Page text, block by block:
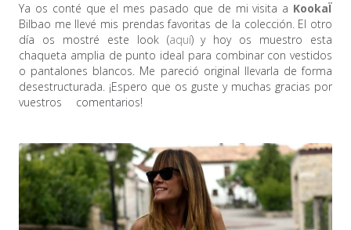
Ya os conté que el mes pasado que de mi visita a KookaÏ
Bilbao me llevé mis prendas favoritas de la colección. El otro
día os mostré este look (aquí) y hoy os muestro esta
chaqueta amplia de punto ideal para combinar con vestidos
o pantalones blancos. Me pareció original llevarla de forma
desestructurada. ¡Espero que os guste y muchas gracias por
vuestros comentarios!